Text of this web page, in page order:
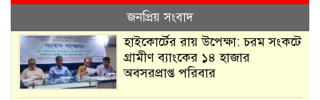
জনপ্রিয় সংবাদ
হাইকোর্টের রায় উপেক্ষা: চরম সংকটে
গ্রামীণ ব্যাংকের ১৪ হাজার
অবসরপ্রাপ্ত পরিবার